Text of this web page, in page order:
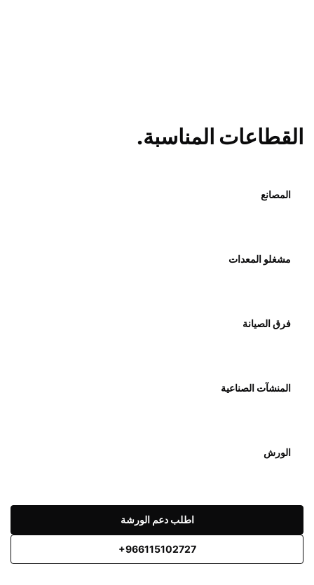
القطاعات المناسبة.
المصانع
مشغلو المعدات
فرق الصيانة
المنشآت الصناعية
الورش
اطلب دعم الورشة
+966115102727